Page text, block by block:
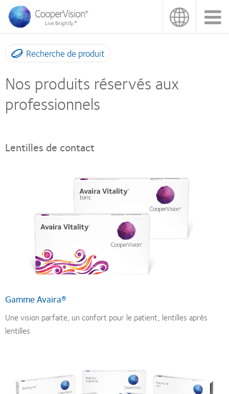
contenu
principal
Recherche de produit
Nos produits réservés aux
professionnels
Lentilles de contact
Gamme Avaira®
Une vision parfaite, un confort pour le patient, lentilles après
lentilles